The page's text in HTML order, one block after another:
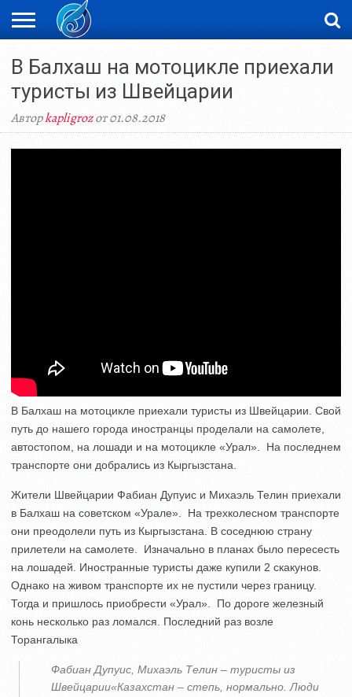
ЖАҢАЛЫҚТАР
НОВОСТИ
ВИДЕО
ФОТОРЕПОРТАЖИ
ОРКЕН
В Балхаш на мотоцикле приехали
туристы из Швейцарии
Авторkapligrozот 01.08.2018
В Балхаш на мотоцикле приехали туристы из Швейцарии. Свой
путь до нашего города иностранцы проделали на самолете,
автостопом, на лошади и на мотоцикле «Урал». На последнем
транспорте они добрались из Кыргызстана.
Жители Швейцарии Фабиан Дупуис и Михаэль Телин приехали
в Балхаш на советском «Урале». На трехколесном транспорте
они преодолели путь из Кыргызстана. В соседнюю страну
прилетели на самолете. Изначально в планах было пересесть
на лошадей. Иностранные туристы даже купили 2 скакунов.
Однако на живом транспорте их не пустили через границу.
Тогда и пришлось приобрести «Урал». По дороге железный
конь несколько раз ломался. Последний раз возле
Торангалыка
Фабиан Дупуис, Михаэль Телин – туристы из
Швейцарии«Казахстан – степь, нормально. Люди